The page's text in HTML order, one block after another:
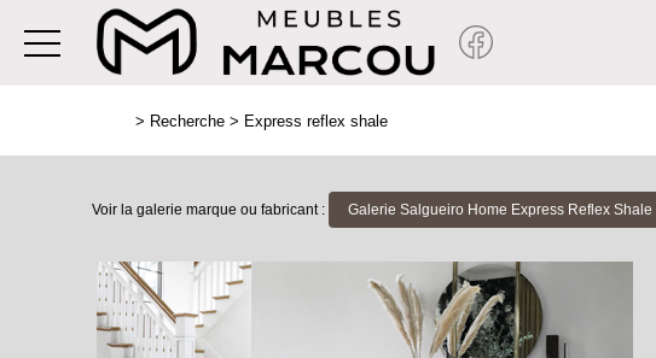
> Recherche > Express reflex shale
Voir la galerie marque ou fabricant : Galerie Salgueiro Home Express Reflex Shale